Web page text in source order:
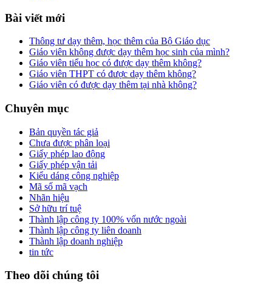
Bài viết mới
Thông tư dạy thêm, học thêm của Bộ Giáo dục
Giáo viên không được dạy thêm học sinh của mình?
Giáo viên tiểu học có được dạy thêm không?
Giáo viên THPT có được dạy thêm không?
Giáo viên có được dạy thêm tại nhà không?
Chuyên mục
Bản quyền tác giả
Chưa được phân loại
Giấy phép lao động
Giấy phép vận tải
Kiểu dáng công nghiệp
Mã số mã vạch
Nhãn hiệu
Sở hữu trí tuệ
Thành lập công ty 100% vốn nước ngoài
Thành lập công ty liên doanh
Thành lập doanh nghiệp
tin tức
Theo dõi chúng tôi